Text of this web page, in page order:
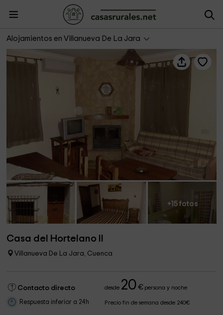
Alojamientos en Villanueva De La Jara
Casa del Hortelano II
+15 fotos
Casa del Hortelano II
Villanueva De La Jara, Cuenca
Contacto directo desde 20 €persona y noche
Respuesta inferior a 24h Precio fin de semana desde 240€